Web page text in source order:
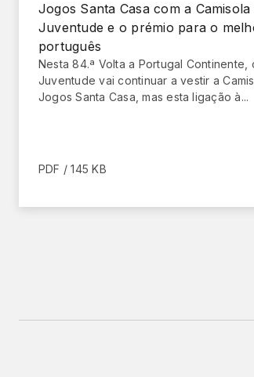
Jogos Santa Casa com a
Juventude e o prémio para o
português
Nesta 84.ª Volta a Portugal Continente,
Juventude vai continuar a vestir a
Jogos Santa Casa, mas esta ligação à...
PDF / 145 KB